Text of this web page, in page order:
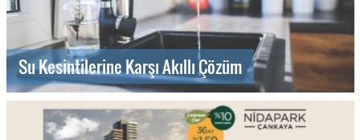
Su Kesintilerine Karşı Akıllı Çözüm